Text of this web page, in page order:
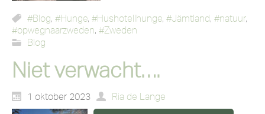
#Blog, #Hunge, #Hushotellhunge, #Jämtland, #natuur,
#opwegnaarzweden, #Zweden
Blog
Niet verwacht….
1 oktober 2023 Ria de Lange